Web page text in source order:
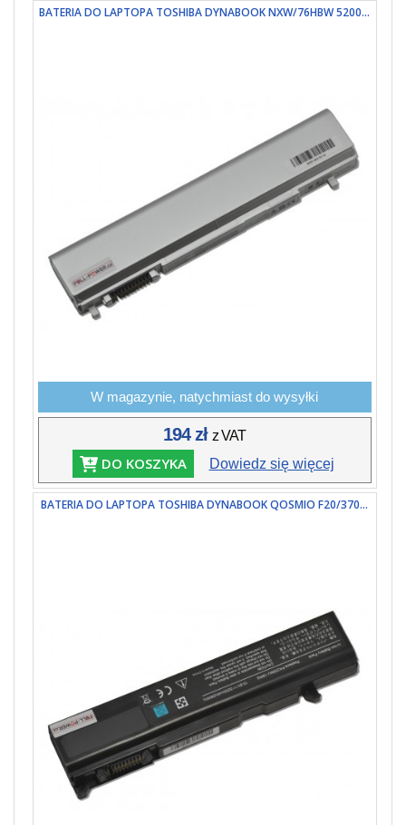
BATERIA DO LAPTOPA TOSHIBA DYNABOOK NXW/76HBW 5200...
W magazynie, natychmiast do wysyłki
194 złz VAT
DO KOSZYKA Dowiedz się więcej
BATERIA DO LAPTOPA TOSHIBA DYNABOOK QOSMIO F20/370...